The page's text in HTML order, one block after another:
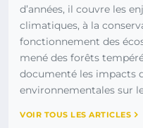
d’années, il couvre les
climatiques, à la
fonctionnement des
mené des forêts
documenté les impacts
environnementales sur
VOIR TOUS LES ARTICLES